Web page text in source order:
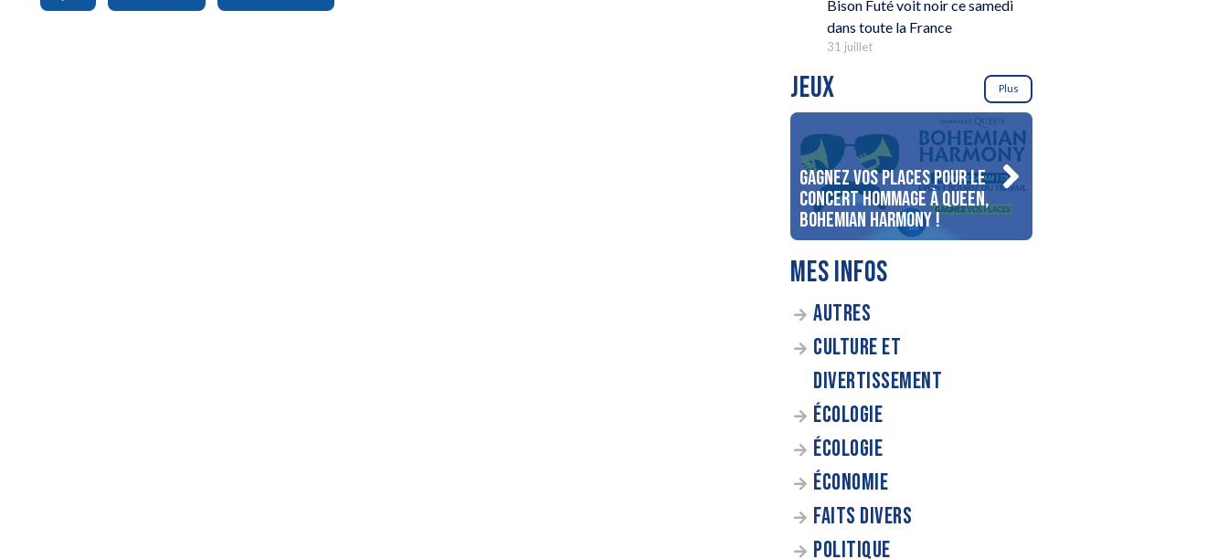
Bison Futé voit noir ce samedi
dans toute la France
31 juillet
JEUX Plus
Gagnez vos places pour le
concert Hommage à Queen,
Bohemian Harmony !
MES INFOS
AUTRES
CULTURE ET
DIVERTISSEMENT
ÉCOLOGIE
ÉCOLOGIE
ÉCONOMIE
FAITS DIVERS
POLITIQUE